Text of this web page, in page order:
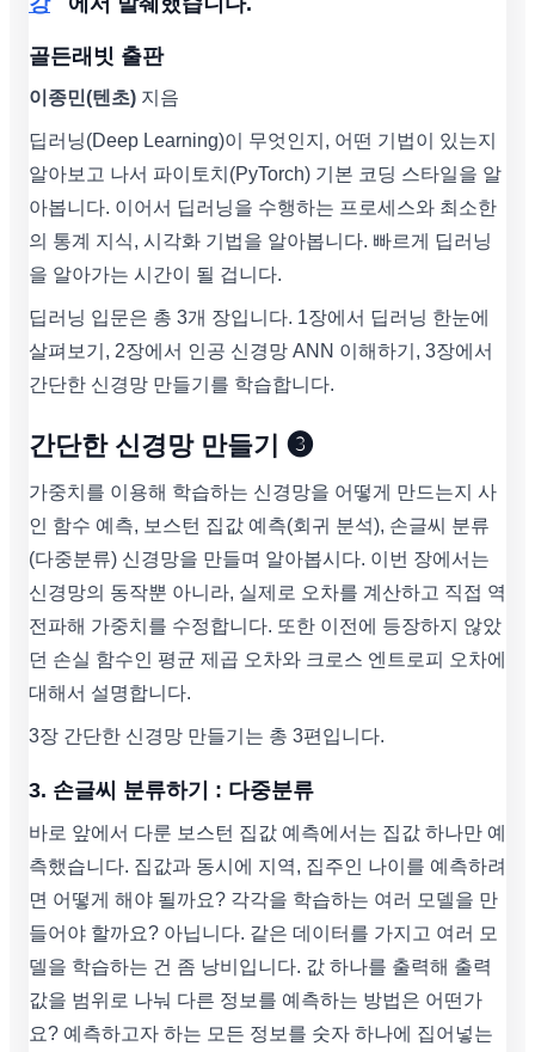
골든래빗 출판
이종민(텐초) 지음
딥러닝(Deep Learning)이 무엇인지, 어떤 기법이 있는지
알아보고 나서 파이토치(PyTorch) 기본 코딩 스타일을 알
아봅니다. 이어서 딥러닝을 수행하는 프로세스와 최소한
의 통계 지식, 시각화 기법을 알아봅니다. 빠르게 딥러닝
을 알아가는 시간이 될 겁니다.
딥러닝 입문은 총 3개 장입니다. 1장에서 딥러닝 한눈에
살펴보기, 2장에서 인공 신경망 ANN 이해하기, 3장에서
간단한 신경망 만들기를 학습합니다.
간단한 신경망 만들기 ❸
가중치를 이용해 학습하는 신경망을 어떻게 만드는지 사
인 함수 예측, 보스턴 집값 예측(회귀 분석), 손글씨 분류
(다중분류) 신경망을 만들며 알아봅시다. 이번 장에서는
신경망의 동작뿐 아니라, 실제로 오차를 계산하고 직접 역
전파해 가중치를 수정합니다. 또한 이전에 등장하지 않았
던 손실 함수인 평균 제곱 오차와 크로스 엔트로피 오차에
대해서 설명합니다.
3장 간단한 신경망 만들기는 총 3편입니다.
3. 손글씨 분류하기 : 다중분류
바로 앞에서 다룬 보스턴 집값 예측에서는 집값 하나만 예
측했습니다. 집값과 동시에 지역, 집주인 나이를 예측하려
면 어떻게 해야 될까요? 각각을 학습하는 여러 모델을 만
들어야 할까요? 아닙니다. 같은 데이터를 가지고 여러 모
델을 학습하는 건 좀 낭비입니다. 값 하나를 출력해 출력
값을 범위로 나눠 다른 정보를 예측하는 방법은 어떤가
요? 예측하고자 하는 모든 정보를 숫자 하나에 집어넣는